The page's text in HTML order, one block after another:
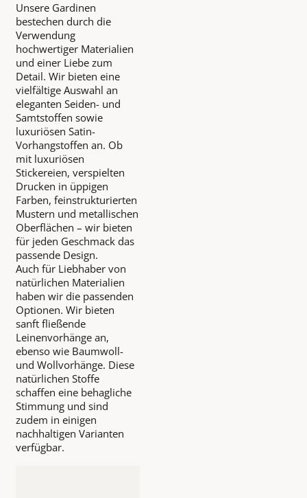
Unsere Gardinen
bestechen durch die
Verwendung
hochwertiger Materialien
und einer Liebe zum
Detail. Wir bieten eine
vielfältige Auswahl an
eleganten Seiden- und
Samtstoffen sowie
luxuriösen Satin-
Vorhangstoffen an. Ob
mit luxuriösen
Stickereien, verspielten
Drucken in üppigen
Farben, feinstrukturierten
Mustern und metallischen
Oberflächen – wir bieten
für jeden Geschmack das
passende Design.
Auch für Liebhaber von
natürlichen Materialien
haben wir die passenden
Optionen. Wir bieten
sanft fließende
Leinenvorhänge an,
ebenso wie Baumwoll-
und Wollvorhänge. Diese
natürlichen Stoffe
schaffen eine behagliche
Stimmung und sind
zudem in einigen
nachhaltigen Varianten
verfügbar.